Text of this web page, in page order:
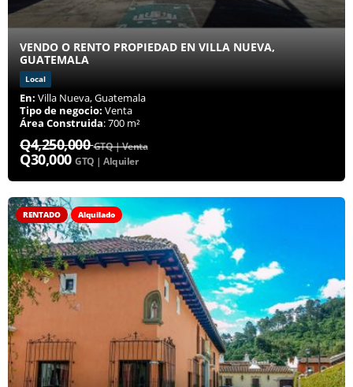
VENDO O RENTO PROPIEDAD EN VILLA NUEVA,
GUATEMALA
Local
En: Villa Nueva, Guatemala
Tipo de negocio: Venta
Área Construida: 700 m²
Q4,250,000GTQ | Venta
Q30,000 GTQ | Alquiler
RENTADO Alquilado